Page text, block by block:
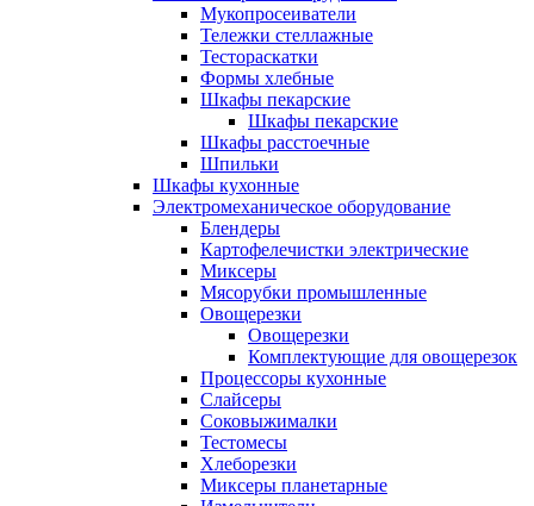
Мукопросеиватели
Тележки стеллажные
Тестораскатки
Формы хлебные
Шкафы пекарские
Шкафы пекарские
Шкафы расстоечные
Шпильки
Шкафы кухонные
Электромеханическое оборудование
Блендеры
Картофелечистки электрические
Миксеры
Мясорубки промышленные
Овощерезки
Овощерезки
Комплектующие для овощерезок
Процессоры кухонные
Слайсеры
Соковыжималки
Тестомесы
Хлеборезки
Миксеры планетарные